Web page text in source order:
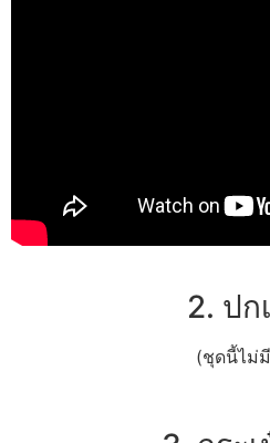
2. ปก
(ชุดนี้ไม่